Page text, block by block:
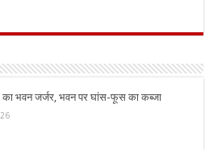
भवन जर्जर, भवन पर घांस-फूस का कब्जा